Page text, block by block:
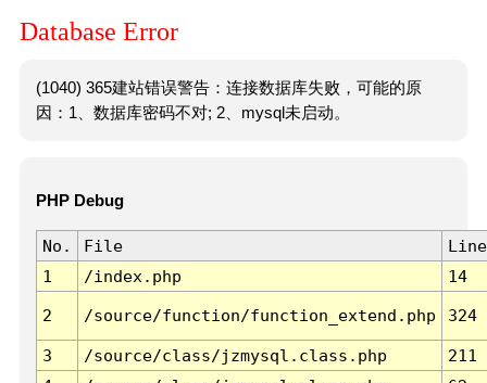
Database Error
(1040) 365建站错误警告：连接数据库失败，可能的原
因：1、数据库密码不对; 2、mysql未启动。
PHP Debug
No. File
Line
1
/index.php 14
2 /source/function/function_extend.php 324
3 /source/class/jzmysql.class.php
211